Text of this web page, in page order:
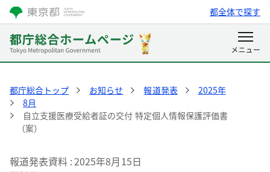
都全体で探す
都庁総合トップ お知らせ 報道発表
2025年
8月
自立支援医療受給者証の交付 特定個人情報保護評価書
（案）
報道発表資料 2025年8月15日